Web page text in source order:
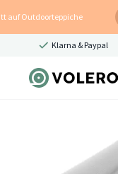
auf Outdoorteppiche
Klarna & Paypal